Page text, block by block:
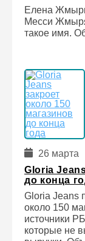
Елена
Месси
такое имя.
26 марта
Gloria
до конца
Gloria Jeans
около 150
источники
которые не